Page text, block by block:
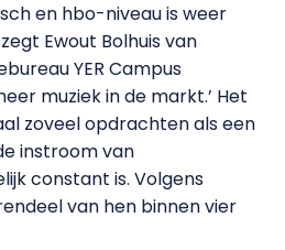
en hbo-niveau is weer
Ewout Bolhuis van
YER Campus
muziek in de markt.’ Het
zoveel opdrachten als een
instroom van
constant is. Volgens
van hen binnen vier